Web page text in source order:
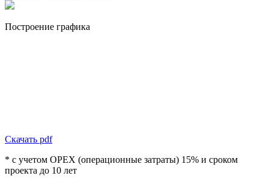
Построение графика
Скачать pdf
* с учетом OPEX (операционные затраты) 15% и сроком
проекта до 10 лет